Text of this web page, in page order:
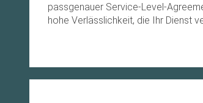
passgenauer Service-Level-
hohe Verlässlichkeit, die Ihr Dienst